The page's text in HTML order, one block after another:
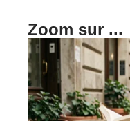
Zoom sur ...